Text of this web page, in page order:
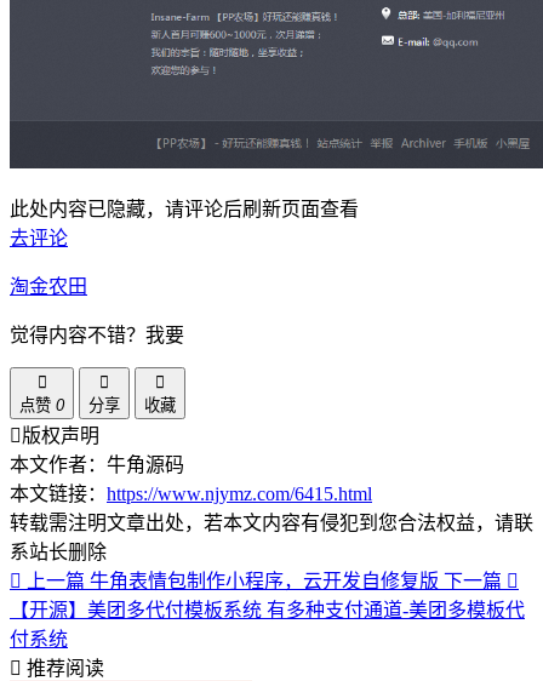
此处内容已隐藏，请评论后刷新页面查看
去评论
淘金农田
觉得内容不错？我要
点赞 0 分享 收藏
版权声明
本文作者：牛角源码
本文链接： https://www.njymz.com/6415.html
转载需注明文章出处，若本文内容有侵犯到您合法权益，请联
系站长删除
上一篇 牛角表情包制作小程序，云开发自修复版 下一篇
【开源】美团多代付模板系统 有多种支付通道-美团多模板代
付系统
推荐阅读